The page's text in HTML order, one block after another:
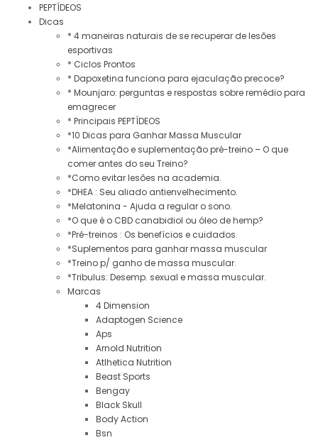
PEPTÍDEOS
Dicas
* 4 maneiras naturais de se recuperar de lesões
esportivas
* Ciclos Prontos
* Dapoxetina funciona para ejaculação precoce?
* Mounjaro: perguntas e respostas sobre remédio para
emagrecer
* Principais PEPTÍDEOS
*10 Dicas para Ganhar Massa Muscular
*Alimentação e suplementação pré-treino – O que
comer antes do seu Treino?
*Como evitar lesões na academia.
*DHEA : Seu aliado antienvelhecimento.
*Melatonina - Ajuda a regular o sono.
*O que é o CBD canabidiol ou óleo de hemp?
*Pré-treinos : Os benefícios e cuidados.
*Suplementos para ganhar massa muscular
*Treino p/ ganho de massa muscular.
*Tribulus: Desemp. sexual e massa muscular.
Marcas
4 Dimension
Adaptogen Science
Aps
Arnold Nutrition
Atlhetica Nutrition
Beast Sports
Bengay
Black Skull
Body Action
Bsn